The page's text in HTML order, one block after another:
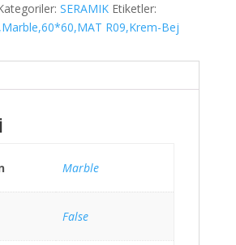
SERAMIK Etiketler:
R09,Krem-Bej
Marble
False